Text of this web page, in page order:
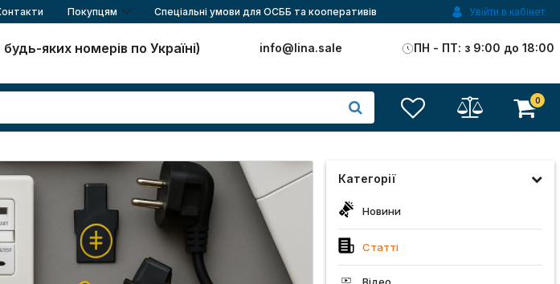
Покупцям Спеціальні умови для ОСББ та кооперативів Увійти в кабінет
яких номерів по Україні) info@lina.sale ПН - ПТ: з 9:00 до 18:00
0
Категорії
Новини
Cтатті